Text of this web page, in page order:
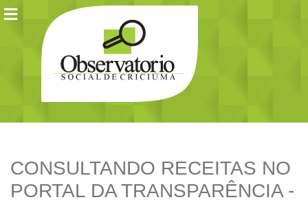
CONSULTANDO RECEITAS NO
PORTAL DA TRANSPARÊNCIA -